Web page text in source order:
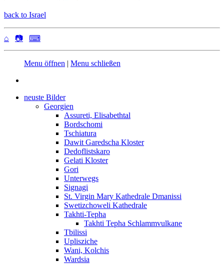
back to Israel
⌂ 📷 ⌨
Menu öffnen | Menu schließen
neuste Bilder
Georgien
Assureti, Elisabethtal
Bordschomi
Tschiatura
Dawit Garedscha Kloster
Dedoflistskaro
Gelati Kloster
Gori
Unterwegs
Signagi
St. Virgin Mary Kathedrale Dmanissi
Swetizchoweli Kathedrale
Takhti-Tepha
Takhti Tepha Schlammvulkane
Tbilissi
Uplisziche
Wani, Kolchis
Wardsia